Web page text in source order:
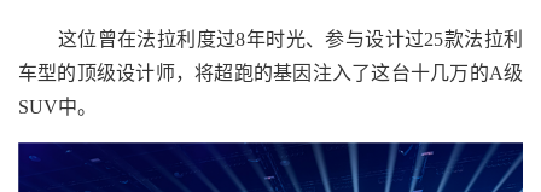
这位曾在法拉利度过8年时光、参与设计过25款法拉利
车型的顶级设计师，将超跑的基因注入了这台十几万的A级
SUV中。